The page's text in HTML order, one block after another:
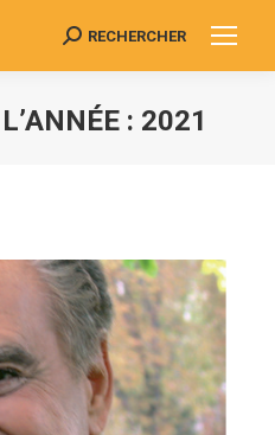
Search:
RECHERCHER
: 2021